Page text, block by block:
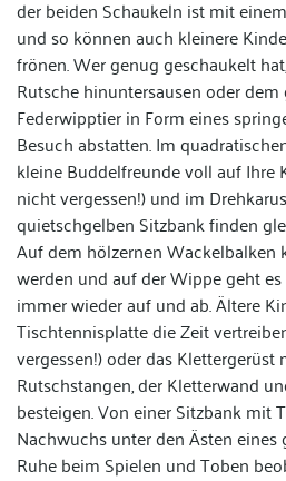
der beiden Schaukeln ist mit
und so können auch kleinere
frönen. Wer genug geschaukelt
Rutsche hinuntersausen oder
Federwipptier in Form eines
Besuch abstatten. Im
kleine Buddelfreunde voll auf Ihre
nicht vergessen!) und im
quietschgelben Sitzbank finden
Auf dem hölzernen Wackelbalken
werden und auf der Wippe geht
immer wieder auf und ab. Ältere
Tischtennisplatte die Zeit
vergessen!) oder das Klettergerüst
Rutschstangen, der Kletterwand
besteigen. Von einer Sitzbank mit
Nachwuchs unter den Ästen
Ruhe beim Spielen und Toben